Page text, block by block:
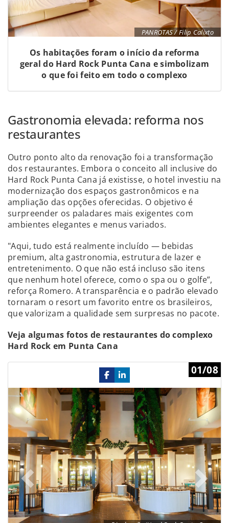
PANROTAS / Filip Calixto
Os habitações foram o início da reforma
geral do Hard Rock Punta Cana e simbolizam
o que foi feito em todo o complexo
Gastronomia elevada: reforma nos
restaurantes
Outro ponto alto da renovação foi a transformação
dos restaurantes. Embora o conceito all inclusive do
Hard Rock Punta Cana já existisse, o hotel investiu na
modernização dos espaços gastronômicos e na
ampliação das opções oferecidas. O objetivo é
surpreender os paladares mais exigentes com
ambientes elegantes e menus variados.
"Aqui, tudo está realmente incluído — bebidas
premium, alta gastronomia, estrutura de lazer e
entretenimento. O que não está incluso são itens
que nenhum hotel oferece, como o spa ou o golfe”,
reforça Romero. A transparência e o padrão elevado
tornaram o resort um favorito entre os brasileiros,
que valorizam a qualidade sem surpresas no pacote.
Veja algumas fotos de restaurantes do complexo
Hard Rock em Punta Cana
01/08
Previous